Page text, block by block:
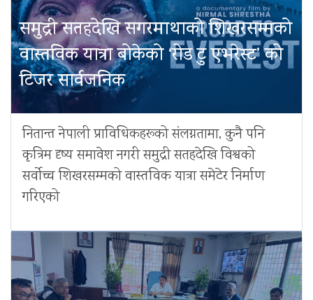
समुद्री सतहदेखि सगरमाथाको शिखरसम्मको
वास्तविक यात्रा बोकेको ‘रोड टु एभरेस्ट’ को
टिजर सार्वजनिक
नितान्त नेपाली प्राविधिकहरूको संलग्नतामा, कुनै पनि
कृत्रिम दृष्य समावेश नगरी समुद्री सतहदेखि विश्वको
सर्वोच्च शिखरसम्मको वास्तविक यात्रा समेटेर निर्माण
गरिएको